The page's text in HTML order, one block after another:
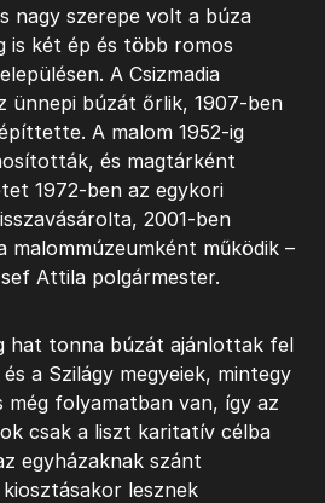
nagy szerepe volt a búza
is két ép és több romos
A Csizmadia
ünnepi búzát őrlik, 1907-ben
A malom 1952-ig
és magtárként
1972-ben az egykori
2001-ben
működik –
Attila polgármester.
hat tonna búzát ajánlottak fel
a Szilágy megyeiek, mintegy
folyamatban van, így az
csak a liszt karitatív célba
egyházaknak szánt
lesznek